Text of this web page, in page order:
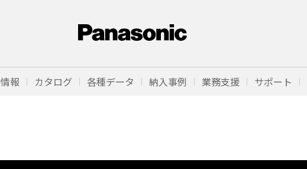
報 カタログ 各種データ 納入事例 業務支援 サポート